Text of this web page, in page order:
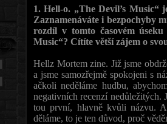
1. Hell-o. „The Devil’s
Zaznamenáváte i bezpochyby
rozdíl v tomto časovém
Music“? Cítíte větší zájem o
Hellz Mortem zine. Již jsme
a jsme samozřejmě spokojeni s
ačkoli neděláme hudbu,
negativních recenzí nedůležitých.
tou první, hlavně kvůli názvu.
děláme, to je ten důvod, proč